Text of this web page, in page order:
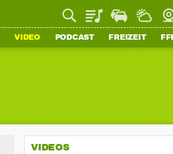
PlaylistStaupilotWetter
VIDEO PODCAST FREIZEIT
VIDEOS